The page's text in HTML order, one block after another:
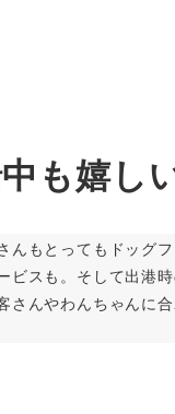
も嬉し
んもとってもドッグ
ビスも。そして出港
さんやわんちゃんに